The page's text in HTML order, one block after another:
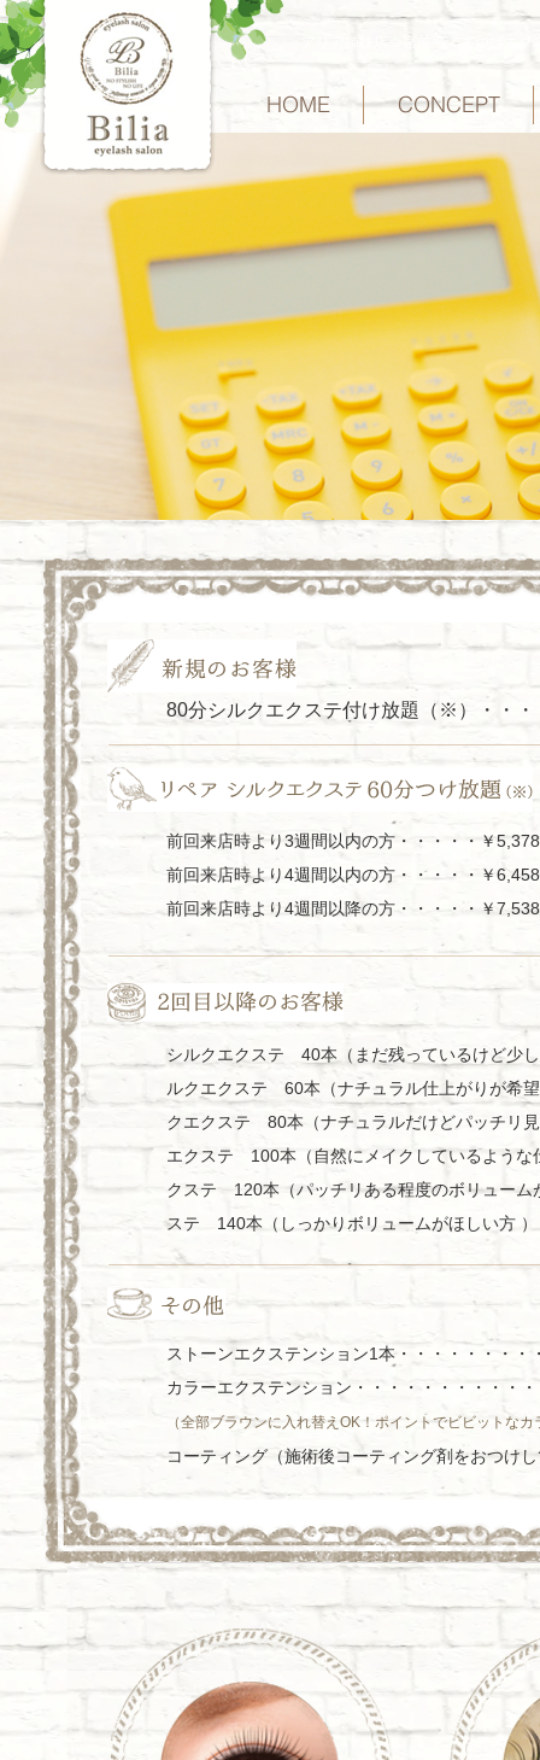
HOME CONCEPT
80分シルクエクステ付け放題（※）・・・
前回来店時より3週間以内の方・・・・・￥5,378
前回来店時より4週間以内の方・・・・・￥6,458
前回来店時より4週間以降の方・・・・・￥7,538
シルクエクステ 40本（まだ残っているけど少
ルクエクステ 60本（ナチュラル仕上がりが希
クエクステ 80本（ナチュラルだけどパッチリ
エクステ 100本（自然にメイクしているような
クステ 120本（パッチリある程度のボリューム
ステ 140本（しっかりボリュームがほしい方
ストーンエクステンション1本・・・・・・・
カラーエクステンション・・・・・・・・・
（全部ブラウンに入れ替えOK！ポイントでビビットな
コーティング（施術後コーティング剤をおつけ